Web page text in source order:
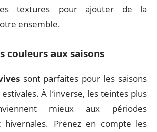
textures pour ajouter de la
ensemble.
couleurs aux saisons
sont parfaites pour les saisons
À l’inverse, les teintes plus
mieux aux périodes
hivernales. Prenez en compte les